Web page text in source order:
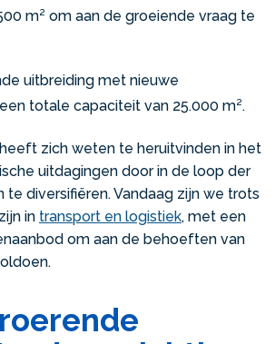
m² om aan de groeiende vraag te
uitbreiding met nieuwe
totale capaciteit van 25.000 m².
zich weten te heruitvinden in het
uitdagingen door in de loop der
te diversifiëren. Vandaag zijn we trots
in transport en logistiek, met een
om aan de behoeften van